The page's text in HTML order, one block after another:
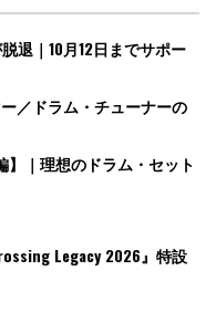
退｜10月12日までサポー
／ドラム・チューナーの
｜理想のドラム・セット
Legacy 2026』特設